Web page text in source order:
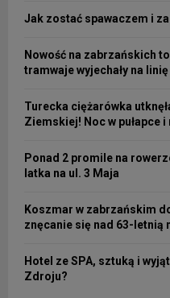
Jak zostać spawaczem i
Nowość na zabrzańskich
tramwaje wyjechały na linię
Turecka ciężarówka
Ziemskiej! Noc w pułapce
Ponad 2 promile na
latka na ul. 3 Maja
Koszmar w zabrzańskim
znęcanie się nad 63-letnią
Hotel ze SPA, sztuką i
Zdroju?